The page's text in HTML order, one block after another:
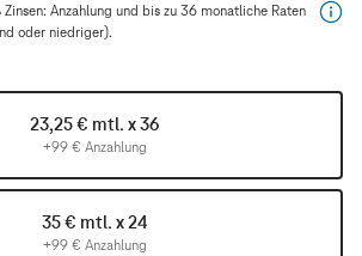
Anzahlung und bis zu 36 monatliche Raten
oder niedriger).
23,25 € mtl. x 36
+99 € Anzahlung
35 € mtl. x 24
+99 € Anzahlung